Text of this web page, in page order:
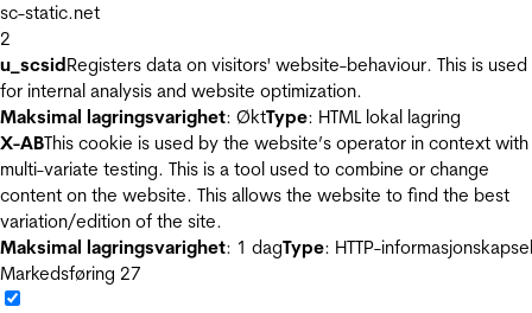
sc-static.net
2
u_scsidRegisters data on visitors' website-behaviour. This is used
for internal analysis and website optimization.
Maksimal lagringsvarighet: ØktType: HTML lokal lagring
X-ABThis cookie is used by the website’s operator in context with
multi-variate testing. This is a tool used to combine or change
content on the website. This allows the website to find the best
variation/edition of the site.
Maksimal lagringsvarighet: 1 dagType: HTTP-informasjonskapsel
Markedsføring 27